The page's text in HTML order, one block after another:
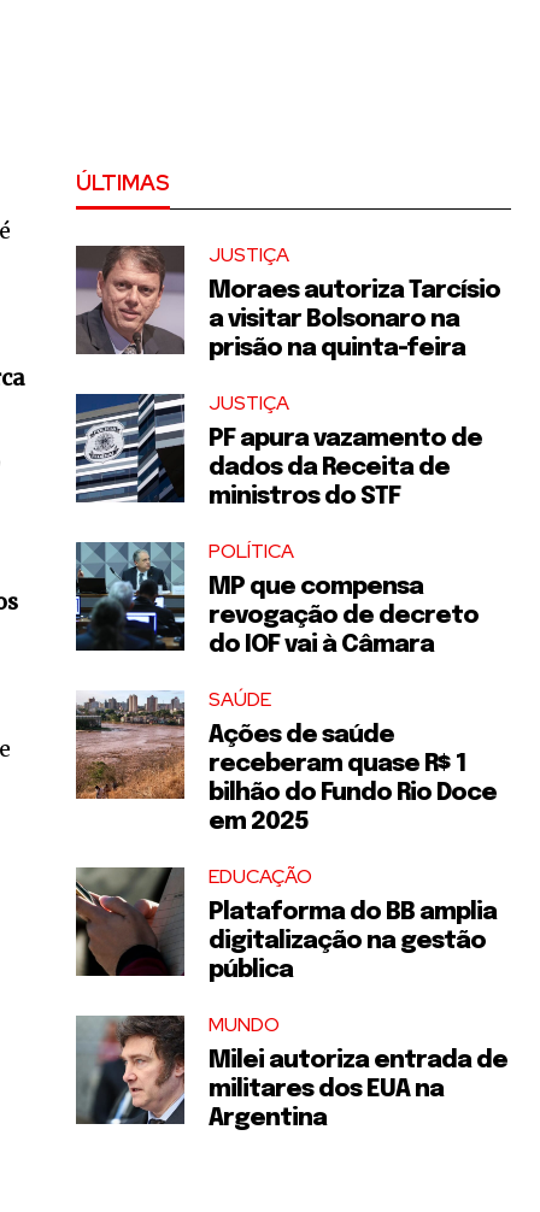
ÚLTIMAS
JUSTIÇA
Moraes autoriza Tarcísio
a visitar Bolsonaro na
prisão na quinta-feira
JUSTIÇA
PF apura vazamento de
dados da Receita de
ministros do STF
POLÍTICA
MP que compensa
revogação de decreto
do IOF vai à Câmara
SAÚDE
Ações de saúde
receberam quase R$ 1
bilhão do Fundo Rio Doce
em 2025
EDUCAÇÃO
Plataforma do BB amplia
digitalização na gestão
pública
MUNDO
Milei autoriza entrada de
militares dos EUA na
Argentina